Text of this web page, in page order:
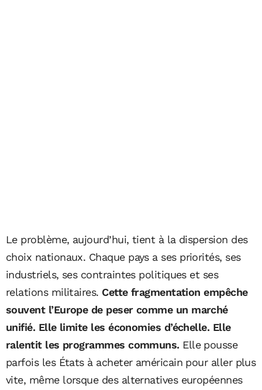
Le problème, aujourd’hui, tient à la dispersion des
choix nationaux. Chaque pays a ses priorités, ses
industriels, ses contraintes politiques et ses
relations militaires. Cette fragmentation empêche
souvent l’Europe de peser comme un marché
unifié. Elle limite les économies d’échelle. Elle
ralentit les programmes communs. Elle pousse
parfois les États à acheter américain pour aller plus
vite, même lorsque des alternatives européennes